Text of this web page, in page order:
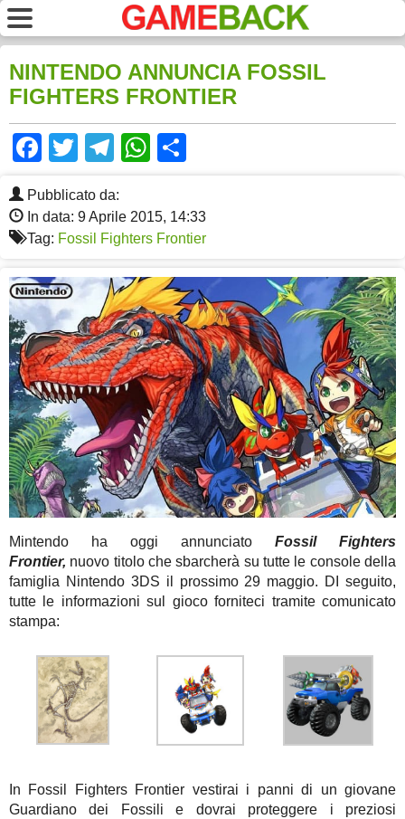
NINTENDO ANNUNCIA FOSSIL
FIGHTERS FRONTIER
Facebook
TwitterTelegram
WhatsApp
Pubblicato da:
In data: 9 Aprile 2015, 14:33
Tag: Fossil Fighters Frontier
Mintendo ha oggi annunciato Fossil Fighters
Frontier, nuovo titolo che sbarcherà su tutte le console della
famiglia Nintendo 3DS il prossimo 29 maggio. DI seguito,
tutte le informazioni sul gioco forniteci tramite comunicato
stampa:
In Fossil Fighters Frontier vestirai i panni di un giovane
Guardiano dei Fossili e dovrai proteggere i preziosi